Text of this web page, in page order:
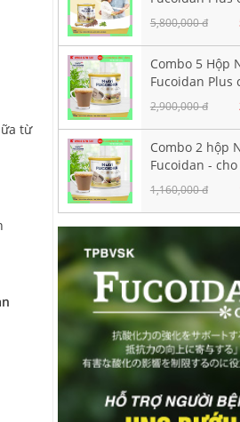
từ
ăn kiêng, Mỗi
5,800,000 đ
Combo 5 Hộp
Fucoidan Plus
ăn kiêng, Mỗi
2,900,000 đ
Combo 2 hộp
Fucoidan -
kiêng, ăn chay
1,160,000 đ